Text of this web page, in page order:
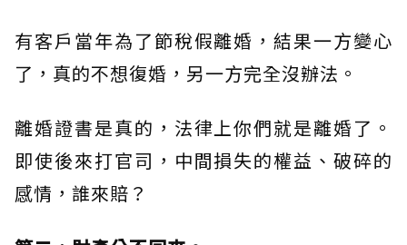
有客戶當年為了節稅假離婚，結果一方變心
了，真的不想復婚，另一方完全沒辦法。
離婚證書是真的，法律上你們就是離婚了。
即使後來打官司，中間損失的權益、破碎的
感情，誰來賠？